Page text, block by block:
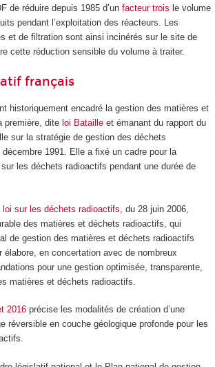
de réduire depuis 1985 d’un facteur trois le volume
pendant l’exploitation des réacteurs. Les
et de filtration sont ainsi incinérés sur le site de
cette réduction sensible du volume à traiter.
français
historiquement encadré la gestion des matières et
première, dite loi Batailleet émanant du rapport du
sur la stratégie de gestion des déchets
1991. Elle a fixé un cadre pour la
les déchets radioactifs pendant une durée de
loi sur les déchets radioactifs , du 28 juin 2006,
des matières et déchets radioactifs, qui
de gestion des matières et déchets radioactifs
élabore, en concertation avec de nombreux
pour une gestion optimisée, transparente,
matières et déchets radioactifs.
2016précise les modalités de création d’une
réversible en couche géologique profonde pour les